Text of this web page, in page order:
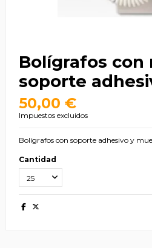
Bolígrafos con
soporte
50,00 €
Impuestos excluidos
Bolígrafos con soporte adhesivo y
Cantidad